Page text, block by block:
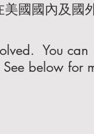
國國內及國
You can
below for